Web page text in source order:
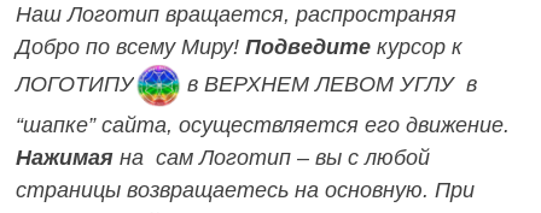
Наш Логотип вращается, распространяя
Добро по всему Миру! Подведитекурсор к
ЛОГОТИПУ
в ВЕРХНЕМ ЛЕВОМ УГЛУ в
“шапке” сайта, осуществляется его движение.
Нажимаяна сам Логотип – вы с любой
страницы возвращаетесь на основную. При